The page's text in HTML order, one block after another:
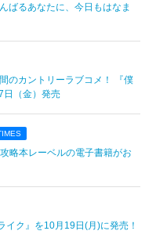
ばるあなたに、今日もはなま
のカントリーラブコメ！ 『僕
（金）発売
略本レーベルの電子書籍がお
ク』を10月19日(月)に発売！